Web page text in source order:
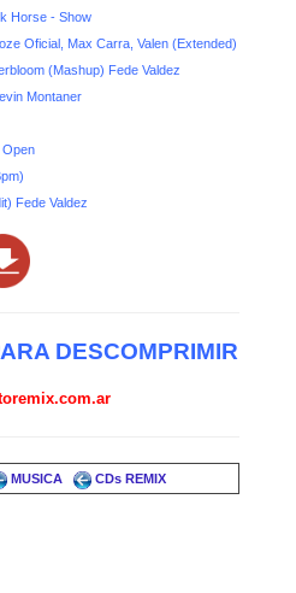
Horse - Show
Oficial, Max Carra, Valen (Extended)
(Mashup) Fede Valdez
Montaner
Open
Fede Valdez
DESCOMPRIMIR
MUSICA CDs REMIX